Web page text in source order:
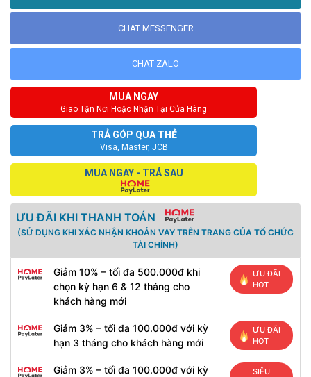
CHAT MESSENGER
CHAT ZALO
MUA NGAY
Giao Tận Nơi Hoặc Nhận Tại Cửa Hàng
TRẢ GÓP QUA THẺ
Visa, Master, JCB
MUA NGAY - TRẢ SAU
ƯU ĐÃI KHI THANH TOÁN
(SỬ DỤNG KHI XÁC NHẬN KHOẢN VAY TRÊN TRANG CỦA TỔ CHỨC
TÀI CHÍNH)
Giảm 10% – tối đa 500.000đ khi
chọn kỳ hạn 6 & 12 tháng cho
khách hàng mới
ƯU ĐÃI
HOT
Giảm 3% – tối đa 100.000đ với kỳ
hạn 3 tháng cho khách hàng mới
ƯU ĐÃI
HOT
Giảm 3% – tối đa 100.000đ với kỳ
SIÊU